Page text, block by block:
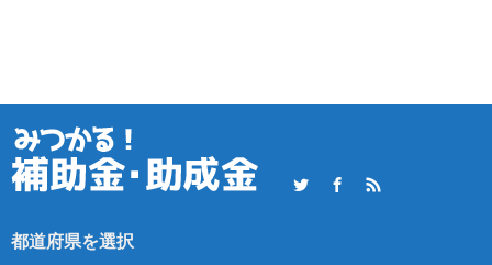
TwitterFacebookRSS